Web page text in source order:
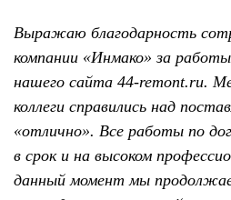
Выражаю благодарность
компании «Инмако» за
нашего сайта 44-remont.ru.
коллеги справились над
«отлично». Все работы по
в срок и на высоком
данный момент мы